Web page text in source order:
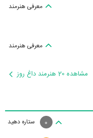
معرفی هنرمند
معرفی هنرمند
مشاهده 20 هنرمند داغ روز
ستاره دهید 0